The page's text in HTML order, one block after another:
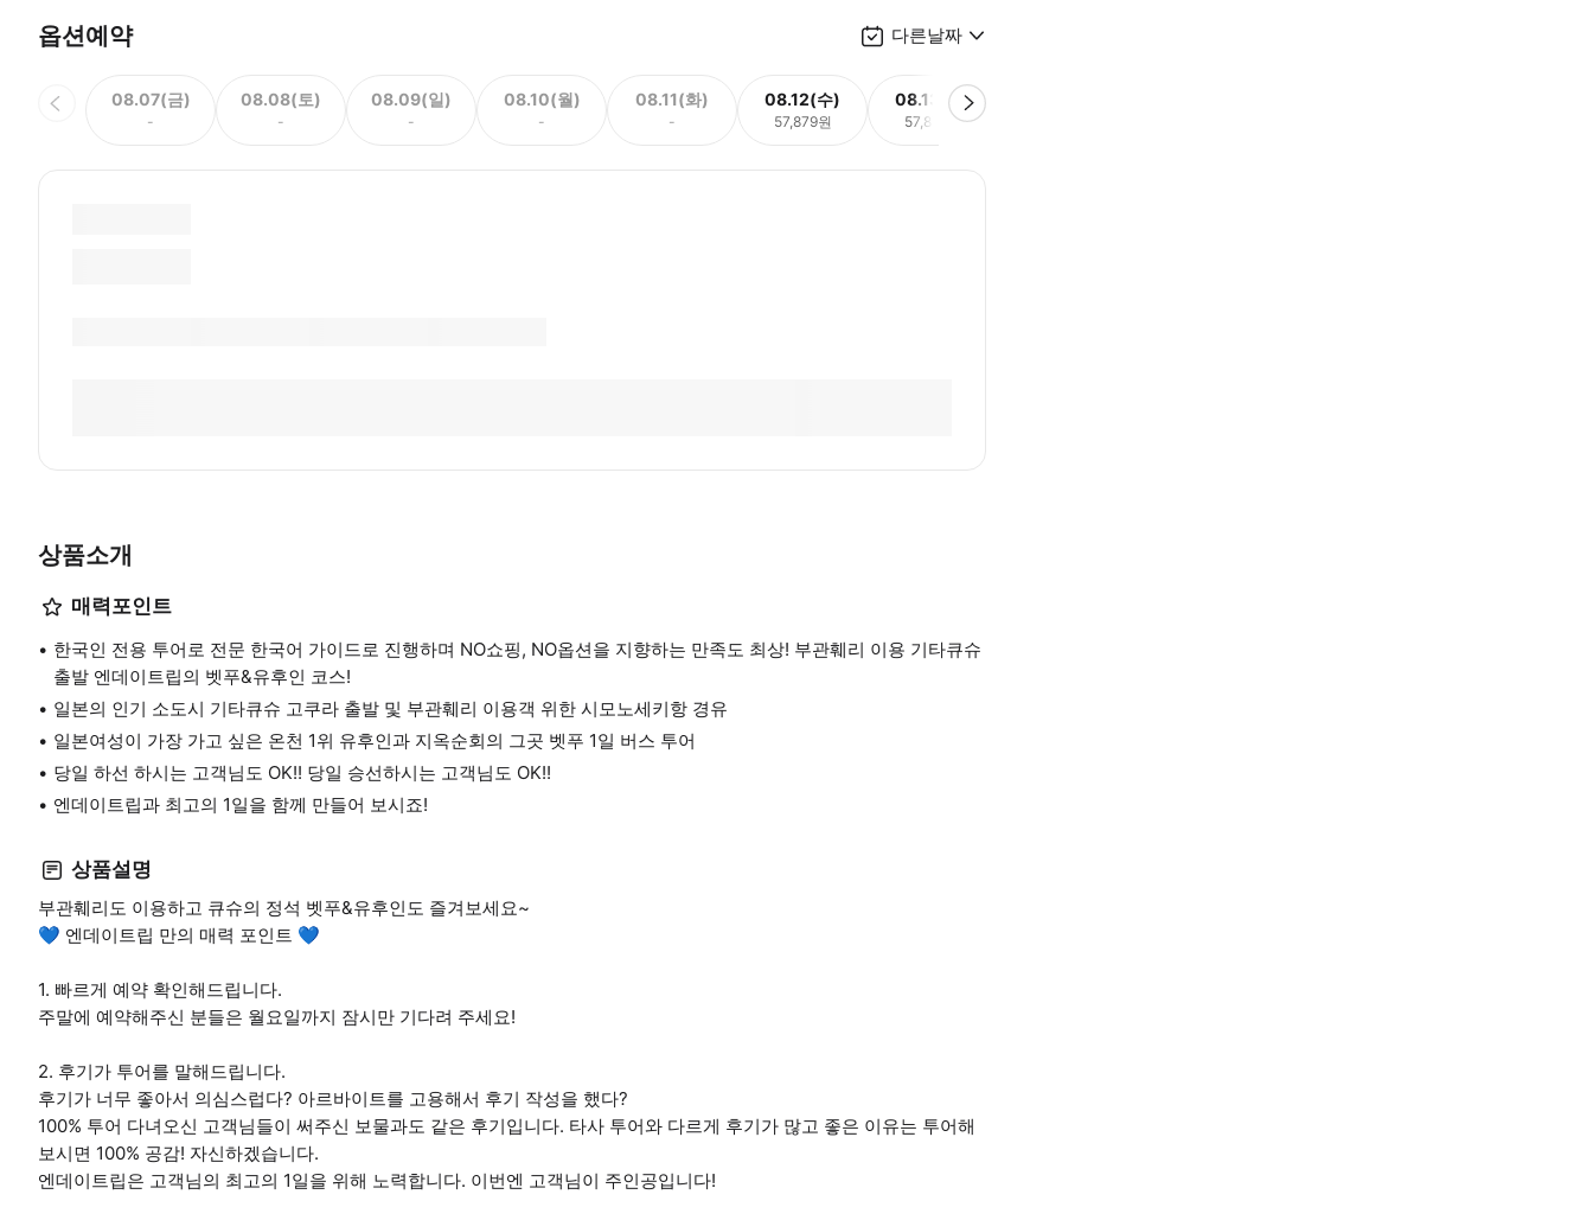
옵션예약 다른날짜
08.07(금)
-
08.08(토)
-
08.09(일)
-
08.10(월)
-
08.11(화)
-
08.12(수)
57,879원
08.13(목)
57,879원
상품소개
매력포인트
한국인 전용 투어로 전문 한국어 가이드로 진행하며 NO쇼핑, NO옵션을 지향하는 만족도 최상! 부관훼리 이용 기타큐슈
출발 엔데이트립의 벳푸&유후인 코스!
일본의 인기 소도시 기타큐슈 고쿠라 출발 및 부관훼리 이용객 위한 시모노세키항 경유
일본여성이 가장 가고 싶은 온천 1위 유후인과 지옥순회의 그곳 벳푸 1일 버스 투어
당일 하선 하시는 고객님도 OK!! 당일 승선하시는 고객님도 OK!!
엔데이트립과 최고의 1일을 함께 만들어 보시죠!
상품설명
부관훼리도 이용하고 큐슈의 정석 벳푸&유후인도 즐겨보세요~
💙 엔데이트립 만의 매력 포인트 💙
1. 빠르게 예약 확인해드립니다.
주말에 예약해주신 분들은 월요일까지 잠시만 기다려 주세요!
2. 후기가 투어를 말해드립니다.
후기가 너무 좋아서 의심스럽다? 아르바이트를 고용해서 후기 작성을 했다?
100% 투어 다녀오신 고객님들이 써주신 보물과도 같은 후기입니다. 타사 투어와 다르게 후기가 많고 좋은 이유는 투어해
보시면 100% 공감! 자신하겠습니다.
엔데이트립은 고객님의 최고의 1일을 위해 노력합니다. 이번엔 고객님이 주인공입니다!